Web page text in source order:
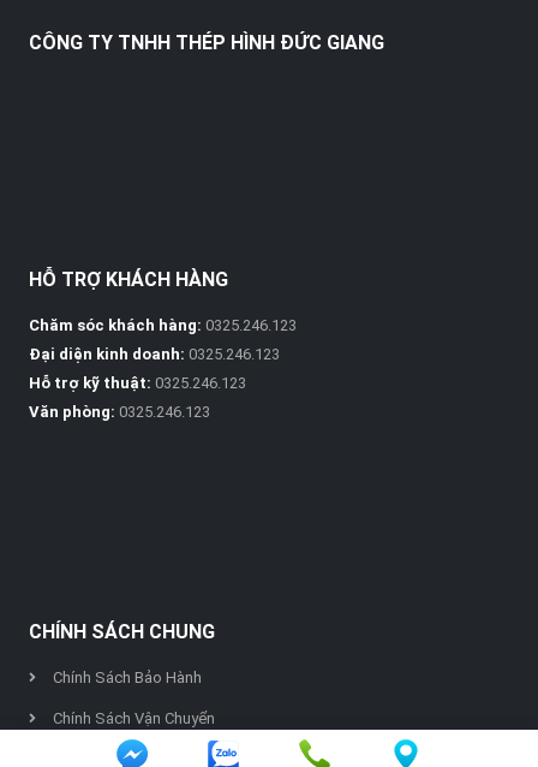
CÔNG TY TNHH THÉP HÌNH ĐỨC GIANG
HỖ TRỢ KHÁCH HÀNG
Chăm sóc khách hàng: 0325.246.123
Đại diện kinh doanh: 0325.246.123
Hỗ trợ kỹ thuật: 0325.246.123
Văn phòng: 0325.246.123
CHÍNH SÁCH CHUNG
Chính Sách Bảo Hành
Chính Sách Vận Chuyển
Chính Sách Thanh Toán